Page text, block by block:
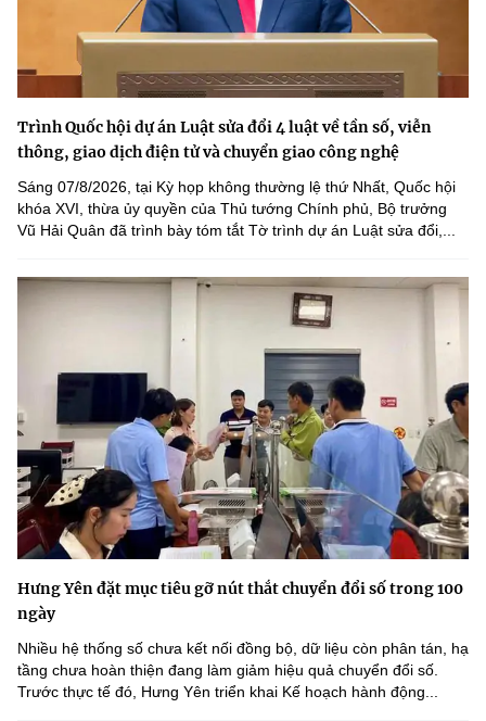
Trình Quốc hội dự án Luật sửa đổi 4 luật về tần số, viễn
thông, giao dịch điện tử và chuyển giao công nghệ
Sáng 07/8/2026, tại Kỳ họp không thường lệ thứ Nhất, Quốc hội
khóa XVI, thừa ủy quyền của Thủ tướng Chính phủ, Bộ trưởng
Vũ Hải Quân đã trình bày tóm tắt Tờ trình dự án Luật sửa đổi,...
Hưng Yên đặt mục tiêu gỡ nút thắt chuyển đổi số trong 100
ngày
Nhiều hệ thống số chưa kết nối đồng bộ, dữ liệu còn phân tán, hạ
tầng chưa hoàn thiện đang làm giảm hiệu quả chuyển đổi số.
Trước thực tế đó, Hưng Yên triển khai Kế hoạch hành động...